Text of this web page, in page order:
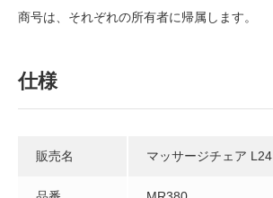
商号は、それぞれの所有者に帰属します。
仕様
販売名 マッサージチェア L24